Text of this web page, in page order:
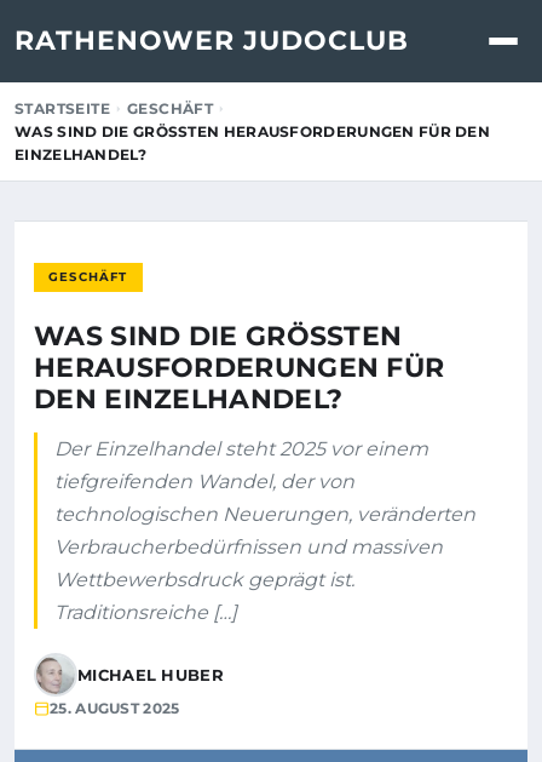
RATHENOWER JUDOCLUB
STARTSEITE
GESCHÄFT
WAS SIND DIE GRÖSSTEN HERAUSFORDERUNGEN FÜR DEN E
INZELHANDEL?
GESCHÄFT
WAS SIND DIE GRÖSSTEN H
ERAUSFORDERUNGEN FÜR D
EN EINZELHANDEL?
Der Einzelhandel steht 2025 vor einem
tiefgreifenden Wandel, der von
technologischen Neuerungen, veränderten
Verbraucherbedürfnissen und massiven
Wettbewerbsdruck geprägt ist.
Traditionsreiche […]
MICHAEL HUBER
25. AUGUST 2025